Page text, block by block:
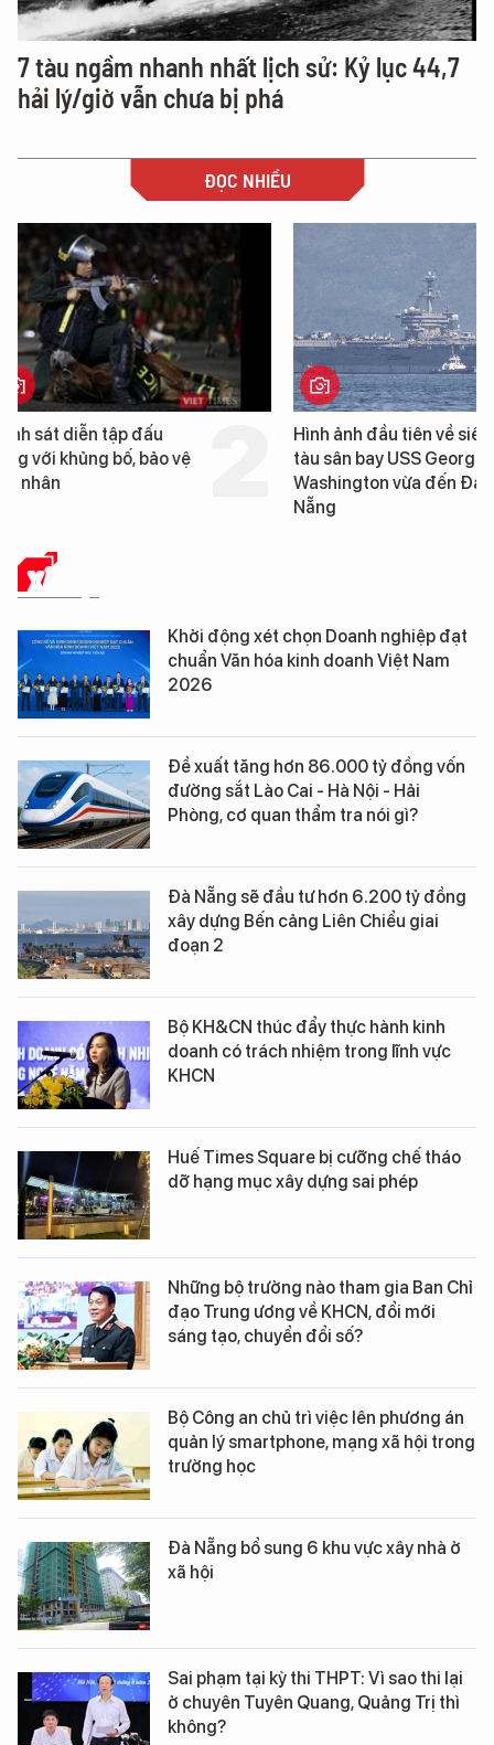
7 tàu ngầm nhanh nhất lịch sử: Kỷ lục 44,7
hải lý/giờ vẫn chưa bị phá
ĐỌC NHIỀU
Hình ảnh đầu tiên về siêu
tàu sân bay USS George
Washington vừa đến Đà
Cận cảnh chiến hạm
tống tàu sân bay USS
George Washington
Đà Nẵng
XÃ HỘI
Khởi động xét chọn Doanh nghiệp đạt
chuẩn Văn hóa kinh doanh Việt Nam
2026
Đề xuất tăng hơn 86.000 tỷ đồng vốn
đường sắt Lào Cai - Hà Nội - Hải
Phòng, cơ quan thẩm tra nói gì?
Đà Nẵng sẽ đầu tư hơn 6.200 tỷ đồng
xây dựng Bến cảng Liên Chiểu giai
đoạn 2
Bộ KH&CN thúc đẩy thực hành kinh
doanh có trách nhiệm trong lĩnh vực
KHCN
Huế Times Square bị cưỡng chế tháo
dỡ hạng mục xây dựng sai phép
Những bộ trưởng nào tham gia Ban Chỉ
đạo Trung ương về KHCN, đổi mới
sáng tạo, chuyển đổi số?
Bộ Công an chủ trì việc lên phương án
quản lý smartphone, mạng xã hội trong
trường học
Đà Nẵng bổ sung 6 khu vực xây nhà ở
xã hội
Sai phạm tại kỳ thi THPT: Vì sao thi lại
ở chuyên Tuyên Quang, Quảng Trị thì
không?